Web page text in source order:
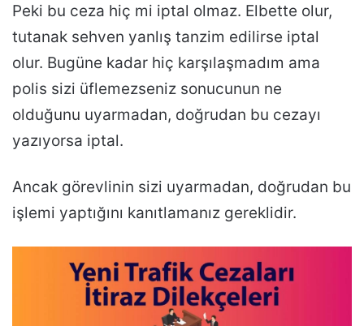
Peki bu ceza hiç mi iptal olmaz. Elbette olur,
tutanak sehven yanlış tanzim edilirse iptal
olur. Bugüne kadar hiç karşılaşmadım ama
polis sizi üflemezseniz sonucunun ne
olduğunu uyarmadan, doğrudan bu cezayı
yazıyorsa iptal.
Ancak görevlinin sizi uyarmadan, doğrudan bu
işlemi yaptığını kanıtlamanız gereklidir.